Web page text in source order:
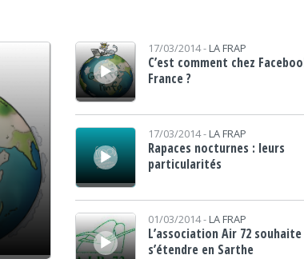
Lecteur audio 17/03/2014 - LA FRAP
C’est comment chez
France ?
Lecteur audio 17/03/2014 - LA FRAP
Rapaces nocturnes : leurs
particularités
Lecteur audio 01/03/2014 - LA FRAP
L’association Air 72 souhaite
s’étendre en Sarthe